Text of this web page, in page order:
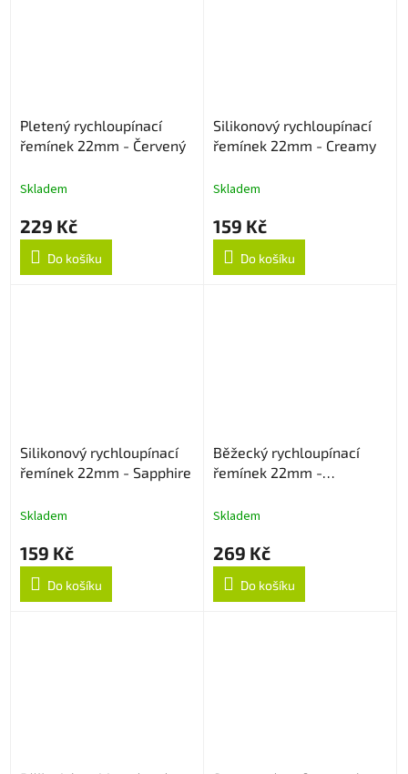
Pletený rychloupínací
řemínek 22mm - Červený
Skladem
229 Kč
Do košíku
Silikonový rychloupínací
řemínek 22mm - Creamy
Skladem
159 Kč
Do košíku
Silikonový rychloupínací
řemínek 22mm - Sapphire
Skladem
159 Kč
Do košíku
Běžecký rychloupínací
řemínek 22mm -
Skladem
269 Kč
Do košíku